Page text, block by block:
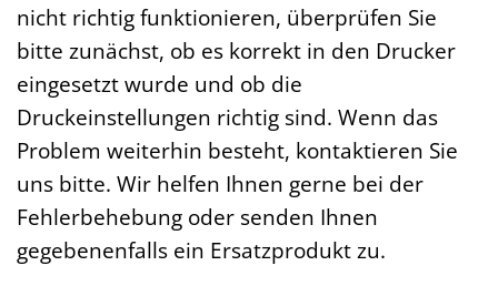
nicht richtig funktionieren, überprüfen Sie
bitte zunächst, ob es korrekt in den Drucker
eingesetzt wurde und ob die
Druckeinstellungen richtig sind. Wenn das
Problem weiterhin besteht, kontaktieren Sie
uns bitte. Wir helfen Ihnen gerne bei der
Fehlerbehebung oder senden Ihnen
gegebenenfalls ein Ersatzprodukt zu.